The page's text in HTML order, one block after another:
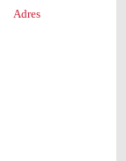
Adres